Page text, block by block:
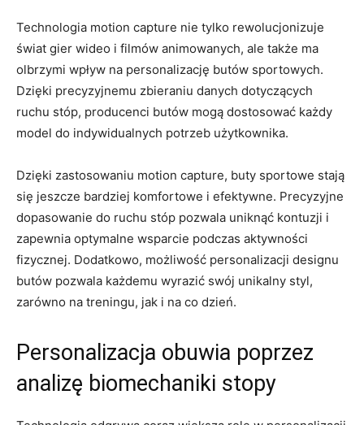
Technologia motion capture⁤ nie tylko rewolucjonizuje
świat​ gier ⁣wideo i filmów​ animowanych, ale także ma
olbrzymi⁢ wpływ⁤ na personalizację butów ‌sportowych.
⁤Dzięki ⁢precyzyjnemu zbieraniu danych‍ dotyczących⁢
ruchu stóp, ‍producenci butów mogą dostosować każdy
model do indywidualnych ⁤potrzeb ⁢użytkownika.
Dzięki zastosowaniu motion‍ capture, buty sportowe stają
⁣się jeszcze bardziej ⁤komfortowe i ⁤efektywne. Precyzyjne
dopasowanie do ruchu ⁢stóp pozwala⁤ uniknąć kontuzji ‍i
zapewnia optymalne wsparcie podczas ‌aktywności⁤
fizycznej. Dodatkowo, możliwość personalizacji ‌designu
butów​ pozwala⁢ każdemu wyrazić swój unikalny styl,
zarówno⁤ na treningu, jak i na co dzień.
Personalizacja obuwia poprzez
analizę biomechaniki stopy